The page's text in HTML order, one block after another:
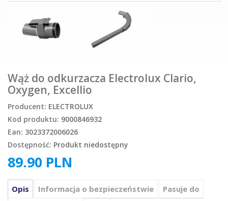
Wąż do odkurzacza Electrolux Clario,
Oxygen, Excellio
Producent: ELECTROLUX
Kod produktu: 9000846932
Ean: 3023372006026
Dostępność: Produkt niedostępny
89.90 PLN
Opis Informacja o bezpieczeństwie
Pasuje do